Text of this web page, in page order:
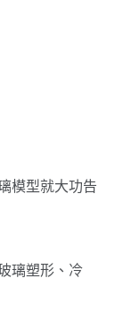
模型就大功告
璃塑形、冷